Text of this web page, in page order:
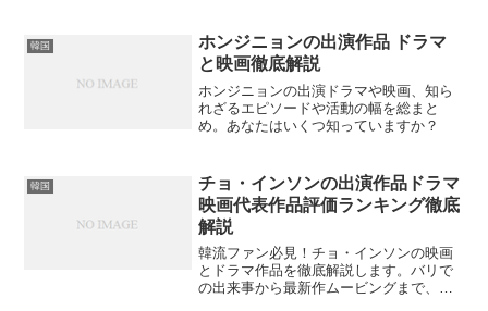
韓国
ホンジニョンの出演作品 ドラマ
と映画徹底解説
ホンジニョンの出演ドラマや映画、知ら
れざるエピソードや活動の幅を総まと
め。あなたはいくつ知っていますか？
韓国
チョ・インソンの出演作品ドラマ
映画代表作品評価ランキング徹底
解説
韓流ファン必見！チョ・インソンの映画
とドラマ作品を徹底解説します。バリで
の出来事から最新作ムービングまで、代